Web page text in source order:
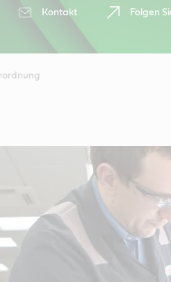
Kontakt Folgen